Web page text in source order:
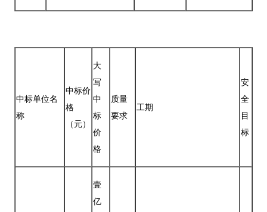
中标单位名
称
中标价
格
（元）
大
写
中
标
价
格
质量
要求
工期
安
全
目
标
壹
亿